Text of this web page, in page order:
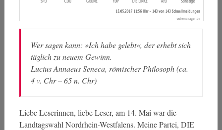
Wer sagen kann: »Ich habe gelebt«, der erhebt sich
täglich zu neuem Gewinn.
Lucius Annaeus Seneca, römischer Philosoph (ca.
4 v. Chr – 65 n. Chr)
Liebe Leserinnen, liebe Leser, am 14. Mai war die
Landtagswahl Nordrhein-Westfalens. Meine Partei, DIE